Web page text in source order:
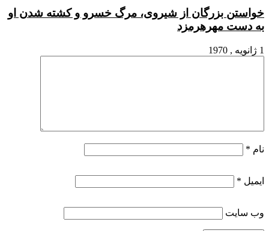
خواستن بزرگان از شیروى، مرگ خسرو و کشته شدن او
به دست مهرهرمزد
1 ژانویه , 1970
نام *
ایمیل *
وب‌ سایت